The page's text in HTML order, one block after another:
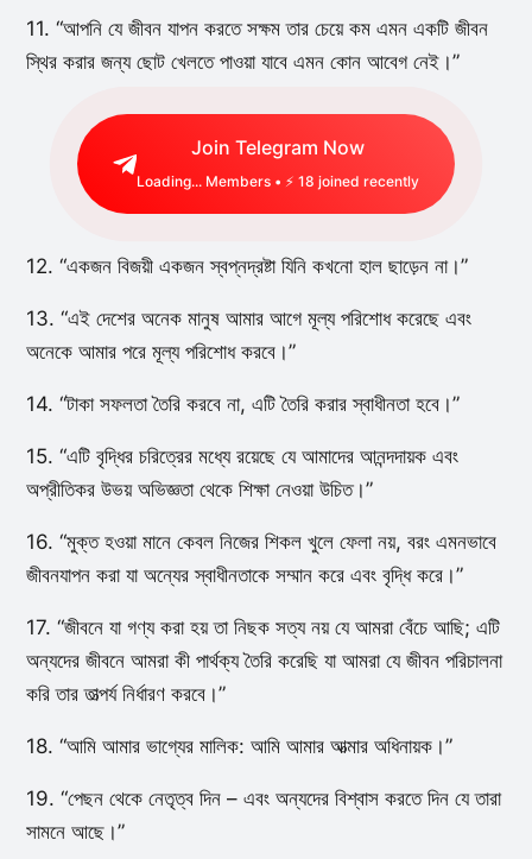
11. “আপনি যে জীবন যাপন করতে সক্ষম তার চেয়ে কম এমন একটি জীবন
স্থির করার জন্য ছোট খেলতে পাওয়া যাবে এমন কোন আবেগ নেই।”
Join Telegram Now
Loading... Members • ⚡ 18 joined recently
12. “একজন বিজয়ী একজন স্বপ্নদ্রষ্টা যিনি কখনো হাল ছাড়েন না।”
13. “এই দেশের অনেক মানুষ আমার আগে মূল্য পরিশোধ করেছে এবং
অনেকে আমার পরে মূল্য পরিশোধ করবে।”
14. “টাকা সফলতা তৈরি করবে না, এটি তৈরি করার স্বাধীনতা হবে।”
15. “এটি বৃদ্ধির চরিত্রের মধ্যে রয়েছে যে আমাদের আনন্দদায়ক এবং
অপ্রীতিকর উভয় অভিজ্ঞতা থেকে শিক্ষা নেওয়া উচিত।”
16. “মুক্ত হওয়া মানে কেবল নিজের শিকল খুলে ফেলা নয়, বরং এমনভাবে
জীবনযাপন করা যা অন্যের স্বাধীনতাকে সম্মান করে এবং বৃদ্ধি করে।”
17. “জীবনে যা গণ্য করা হয় তা নিছক সত্য নয় যে আমরা বেঁচে আছি; এটি
অন্যদের জীবনে আমরা কী পার্থক্য তৈরি করেছি যা আমরা যে জীবন পরিচালনা
করি তার তাত্পর্য নির্ধারণ করবে।”
18. “আমি আমার ভাগ্যের মালিক: আমি আমার আত্মার অধিনায়ক।”
19. “পেছন থেকে নেতৃত্ব দিন – এবং অন্যদের বিশ্বাস করতে দিন যে তারা
সামনে আছে।”